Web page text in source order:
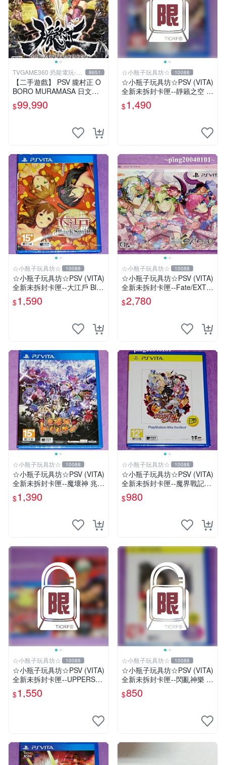
TVGAME360 恐龍電玩-台
中店
8651
【二手遊戲】 PSV 朧村正 O
BORO MURAMASA 日文版
【台中恐龍電玩】
$99,990
☆小瓶子玩具坊☆ 10088
☆小瓶子玩具坊☆PSV (VITA)
全新未拆封卡匣--靜籟之空 O
ffline 獻給失落之星的詩
$1,490
☆小瓶子玩具坊☆ 10088
☆小瓶子玩具坊☆PSV (VITA)
全新未拆封卡匣--大江戶 Blac
kSmith
$1,590
☆小瓶子玩具坊☆ 10088
☆小瓶子玩具坊☆PSV (VITA)
全新未拆封卡匣--Fate/EXTE
LLA 限定版 (日版)
$2,780
☆小瓶子玩具坊☆ 10088
☆小瓶子玩具坊☆PSV (VITA)
全新未拆封卡匣--魔壞神 兆力
翁 (亞版日文版)
$1,390
☆小瓶子玩具坊☆ 10088
☆小瓶子玩具坊☆PSV (VITA)
全新未拆封卡匣--魔界戰記4
Return (THE BEST版)
$980
☆小瓶子玩具坊☆ 10088
☆小瓶子玩具坊☆PSV (VITA)
全新未拆封卡匣--UPPERS
(日版) + 特典--冊子&CD
$1,550
☆小瓶子玩具坊☆ 10088
☆小瓶子玩具坊☆PSV (VITA)
全新未拆封卡匣--閃亂神樂 忍
者對決 -少女們的証明- BEST
版
$850